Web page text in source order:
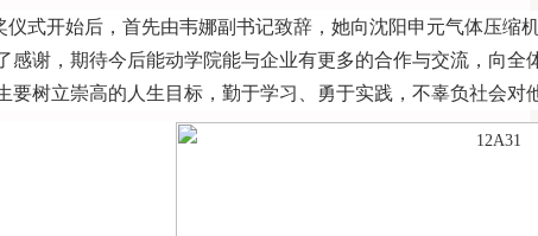
仪式开始后，首先由韦娜副书记致辞，她向沈阳申元气体压缩
感谢，期待今后能动学院能与企业有更多的合作与交流，向
要树立崇高的人生目标，勤于学习、勇于实践，不辜负社会对